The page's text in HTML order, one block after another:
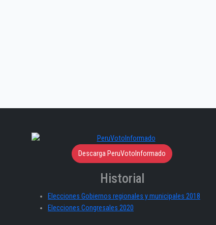
Descarga PeruVotoInformado
Historial
Elecciones Gobiernos regionales y municipales 2018
Elecciones Congresales 2020